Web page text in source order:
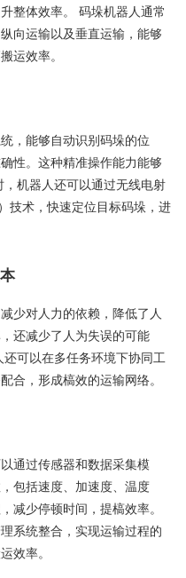
整体效率。 码垛机器人通常
向运输以及垂直运输，能够
运效率。
，能够自动识别码垛的位
性。这种精准操作能力能够
机器人还可以通过无线电射
技术，快速定位目标码垛，进
少对人力的依赖，降低了人
还减少了人为失误的可能
可以在多任务环境下协同工
合，形成槁效的运输网络。
通过传感器和数据采集模
包括速度、加速度、温度
减少停顿时间，提槁效率。
系统整合，实现运输过程的
效率。